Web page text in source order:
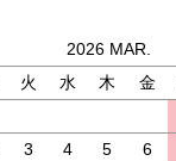
2026 MAR.
火 水 木 金
3 4 5 6